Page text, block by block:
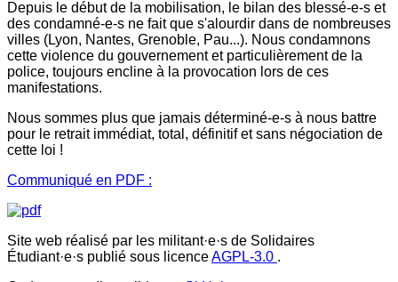
Depuis le début de la mobilisation, le bilan des blessé-e-s et
des condamné-e-s ne fait que s'alourdir dans de nombreuses
villes (Lyon, Nantes, Grenoble, Pau...). Nous condamnons
cette violence du gouvernement et particulièrement de la
police, toujours encline à la provocation lors de ces
manifestations.
Nous sommes plus que jamais déterminé-e-s à nous battre
pour le retrait immédiat, total, définitif et sans négociation de
cette loi !
Communiqué en PDF :
Site web réalisé par les militant·e·s de Solidaires
Étudiant·e·s publié sous licenceAGPL-3.0 .